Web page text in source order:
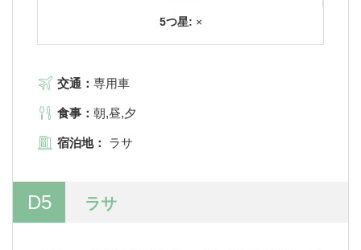
5つ星: ×
交通： 専用車
食事： 朝,昼,夕
宿泊地： ラサ
D5 ラサ